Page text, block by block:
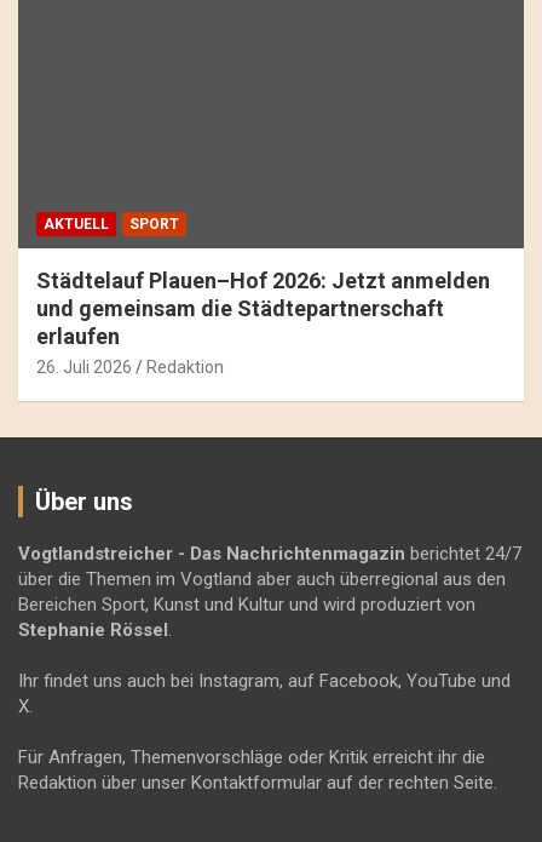
AKTUELL SPORT
Städtelauf Plauen–Hof 2026: Jetzt anmelden
und gemeinsam die Städtepartnerschaft
erlaufen
26. Juli 2026 Redaktion
Über uns
Vogtlandstreicher - Das Nachrichtenmagazin berichtet 24/7
über die Themen im Vogtland aber auch überregional aus den
Bereichen Sport, Kunst und Kultur und wird produziert von
Stephanie Rössel.
Ihr findet uns auch bei Instagram, auf Facebook, YouTube und
X.
Für Anfragen, Themenvorschläge oder Kritik erreicht ihr die
Redaktion über unser Kontaktformular auf der rechten Seite.